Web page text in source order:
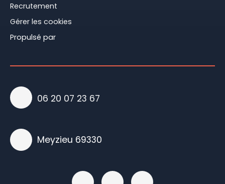
Recrutement
Gérer les cookies
Propulsé par
06 20 07 23 67
Meyzieu 69330